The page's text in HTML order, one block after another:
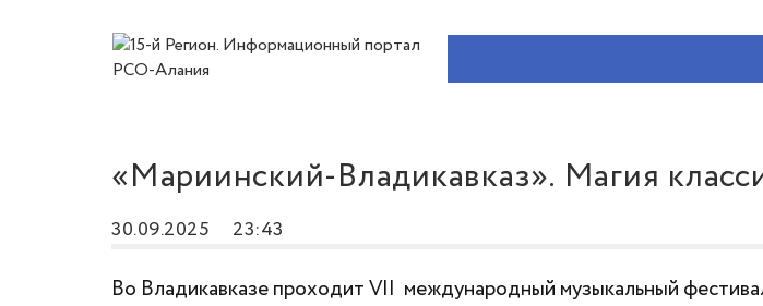
«Мариинский-Владикавказ». Магия
30.09.2025 23:43
Во Владикавказе проходит VII международный музыкальный